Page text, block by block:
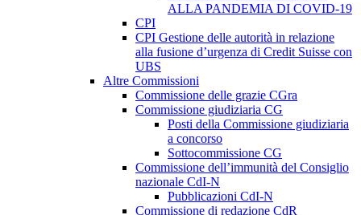
ALLA PANDEMIA DI COVID-19
CPI
CPI Gestione delle autorità in relazione
alla fusione d’urgenza di Credit Suisse con
UBS
Altre Commissioni
Commissione delle grazie CGra
Commissione giudiziaria CG
Posti della Commissione giudiziaria
a concorso
Sottocommissione CG
Commissione dell’immunità del Consiglio
nazionale CdI-N
Pubblicazioni CdI-N
Commissione di redazione CdR